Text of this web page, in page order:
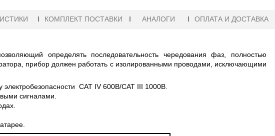
КГЦ ДО 8 ГГЦ
КОМПЛЕКТ ПОСТАВКИ АНАЛОГИ ОПЛАТА И ДОСТАВКА
определять последовательность чередования фаз, полностью
прибор должен работать с изолированными проводами, исключающими
электробезопасности CAT IV 600В/CAT III 1000В.
сигналами.